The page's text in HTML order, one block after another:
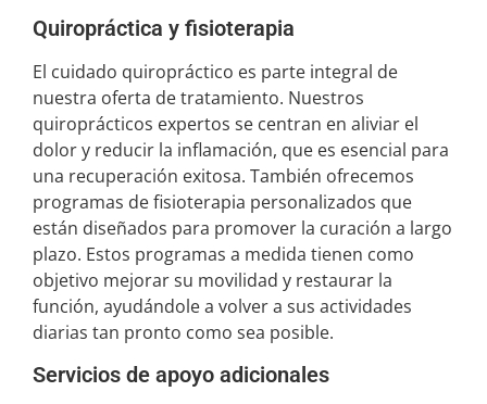
Quiropráctica y fisioterapia
El cuidado quiropráctico es parte integral de
nuestra oferta de tratamiento. Nuestros
quiroprácticos expertos se centran en aliviar el
dolor y reducir la inflamación, que es esencial para
una recuperación exitosa. También ofrecemos
programas de fisioterapia personalizados que
están diseñados para promover la curación a largo
plazo. Estos programas a medida tienen como
objetivo mejorar su movilidad y restaurar la
función, ayudándole a volver a sus actividades
diarias tan pronto como sea posible.
Servicios de apoyo adicionales